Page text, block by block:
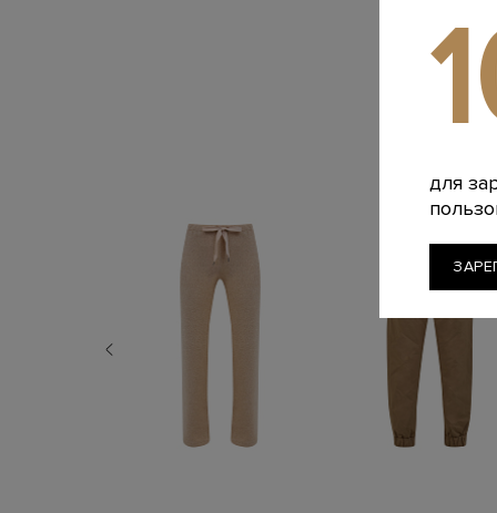
для